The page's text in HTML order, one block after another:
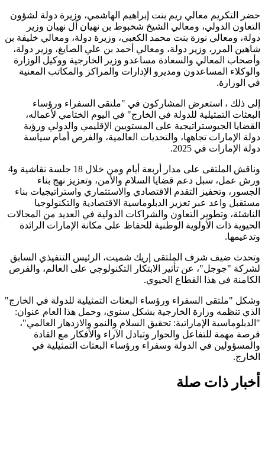
حضر التكريم معالي ريم بنت إبراهيم الهاشمي، وزيرة دولة لشؤون
التعاون الدولي، ومعالي الشيخ شخبوط بن نهيان آل نهيان وزير
دولة، ومعالي نورة بنت محمد الكعبي، وزيرة دولة، ومعالي خليفة بن
شاهين المرر، وزير دولة، ومعالي أحمد بن علي الصايغ، وزير دولة،
وأصحاب المعالي والسعادة مساعدو وزير الخارجية ووكيل الوزارة
والوكلاء المساعدون ومديرو الإدارات والمراكز والمكاتب المعنية
في الوزارة.
إلى ذلك ، استعرض المشاركون في "ملتقى السفراء ورؤساء
البعثات التمثيلية للدولة في الخارج" في اليوم الختامي لأعماله،
القضايا الجيوستراتيجية على المستويين الإقليمي والدولي ورؤية
دولة الإمارات تجاهها، والتحديات العالمية، والفرص أمام سياسة
دولة الإمارات في 2025.
وناقش الملتقى على مدار أربعة أيام ومن خلال 18 جلسة نقاشية و4
ورش عمل، سبل دعم قضايا السلام والأمن، وتعزيز نهج بناء
الجسور، وتحفيز التقدم الاقتصادي والاستثماري واستراتيجيات بناء
مستقبل واعد عبر تعزيز الدبلوماسية الاقتصادية والتكنولوجيا
الناشئة، وتطوير التعاون والشراكات الدولية في العديد من المجالات
الحيوية ذات الأولوية الوطنية للحفاظ على مكانة الإمارات الرائدة
وتدعيمها.
وتحدث ضيف شرف الملتقى إريك شميت، الرئيس التنفيذي السابق
لشركة "جوجل"، عن تأثير الابتكار التكنولوجي على العالم، والفرص
الكامنة في هذا القطاع الحيوي.
وشكل "ملتقى السفراء ورؤساء البعثات التمثيلية للدولة في الخارج"
الذي تنظمه وزارة الخارجية بشكل سنوي، وحمل هذا العام عنوان:
"الدبلوماسية الإماراتية: تحقيق السلام والنمو والازدهار العالمي"،
فرصة مهمة للتفاعل والحوار وتبادل الآراء والأفكار مع القادة
والمسؤولين في الدولة وسفراء ورؤساء البعثات التمثيلية في
الخارج.
أخبار ذات صلة